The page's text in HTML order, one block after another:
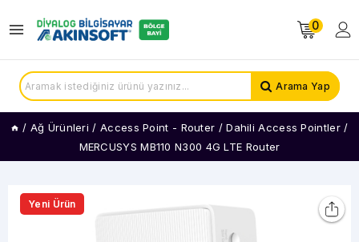
0
Arama Yap
/ Ağ Ürünleri / Access Point - Router / Dahili Access Pointler /
MERCUSYS MB110 N300 4G LTE Router
Yeni Ürün